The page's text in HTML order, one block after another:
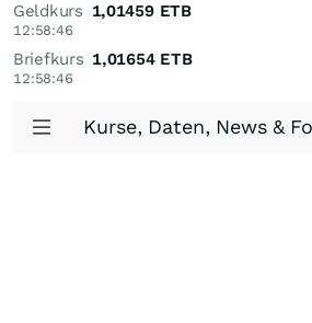
Geldkurs
12:58:46
1,01459 ETB
Briefkurs
12:58:46
1,01654 ETB
Kurse, Daten, News &